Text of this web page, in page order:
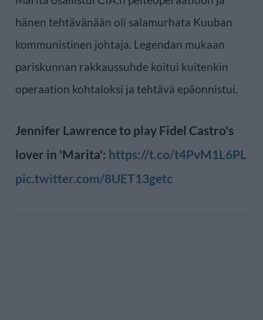
hänen tehtävänään oli salamurhata Kuuban
kommunistinen johtaja. Legendan mukaan
pariskunnan rakkaussuhde koitui kuitenkin
operaation kohtaloksi ja tehtävä epäonnistui.
Jennifer Lawrence to play Fidel Castro's
lover in 'Marita': https://t.co/t4PvM1L6PL
pic.twitter.com/8UET13getc